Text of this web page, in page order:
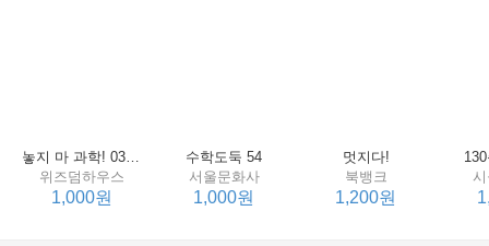
놓지 마 과학! 03 : 정신이 공룡에 정신 놓다
위즈덤하우스
1,000원
수학도둑 54
서울문화사
1,000원
멋지다!
북뱅크
1,200원